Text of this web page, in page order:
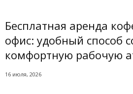
Бесплатная аренда
офис: удобный способ
комфортную рабочую
16 июля, 2026